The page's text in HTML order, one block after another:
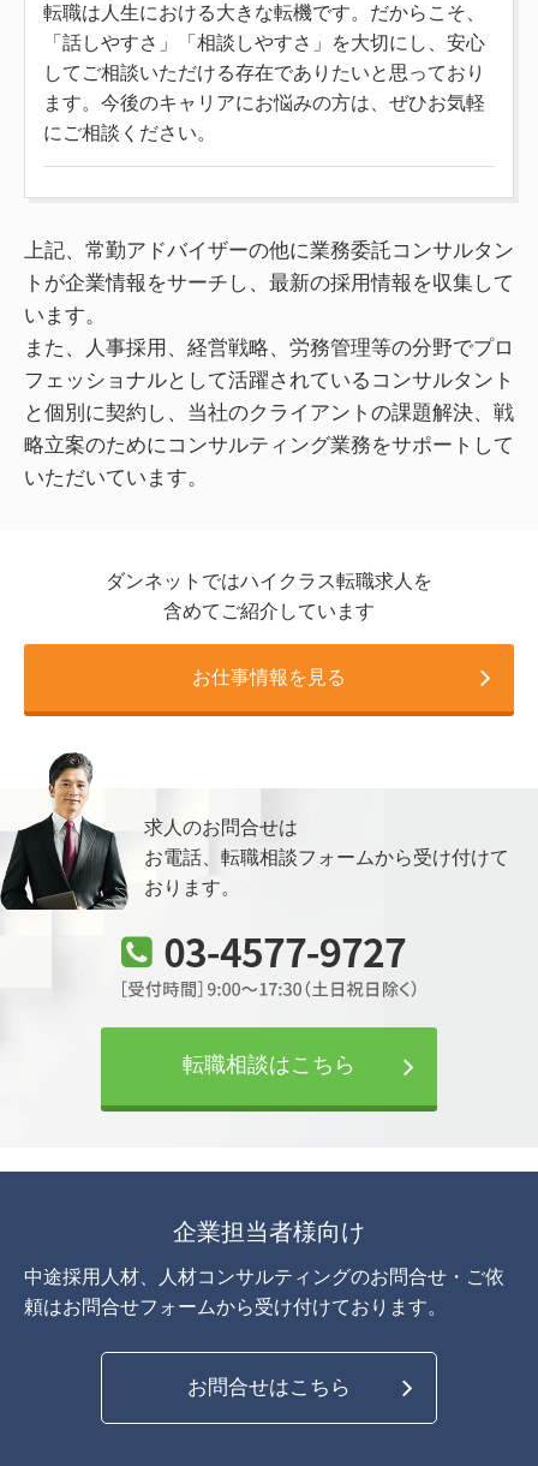
転職は人生における大きな転機です。だからこそ、
「話しやすさ」「相談しやすさ」を大切にし、安心
してご相談いただける存在でありたいと思っており
ます。今後のキャリアにお悩みの方は、ぜひお気軽
にご相談ください。
上記、常勤アドバイザーの他に業務委託コンサルタン
トが企業情報をサーチし、最新の採用情報を収集して
います。
また、人事採用、経営戦略、労務管理等の分野でプロ
フェッショナルとして活躍されているコンサルタント
と個別に契約し、当社のクライアントの課題解決、戦
略立案のためにコンサルティング業務をサポートして
いただいています。
ダンネットではハイクラス転職求人を
含めてご紹介しています
お仕事情報を見る
求人のお問合せは
お電話、転職相談フォームから受け付けて
おります。
転職相談はこちら
企業担当者様向け
中途採用人材、人材コンサルティングのお問合せ・ご依
頼はお問合せフォームから受け付けております。
お問合せはこちら